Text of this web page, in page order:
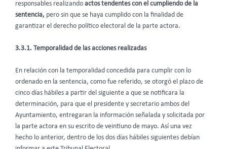
responsables realizando actos tendentes con el cumpliendo de la
sentencia, pero sin que se haya cumplido con la finalidad de
garantizar el derecho político electoral de la parte actora.
3.3.1. Temporalidad de las acciones realizadas
En relación con la temporalidad concedida para cumplir con lo
ordenado en la sentencia, como fue referido, se otorgó el plazo de
cinco días hábiles a partir del siguiente a que se notificara la
determinación, para que el presidente y secretario ambos del
Ayuntamiento, entregaran la información señalada y solicitada por
la parte actora en su escrito de veintiuno de mayo. Así una vez
hecho lo anterior, dentro de los dos días hábiles siguientes debían